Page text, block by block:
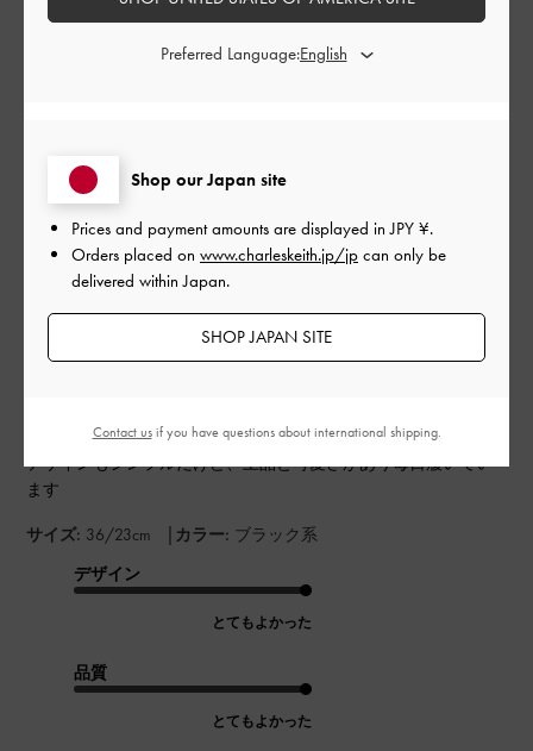
よかった
ご利用者様
めっちゃよい
ソールの面積が広く安定してるので、走っても安心です。
デザインもシンプルだけど、上品と可愛さがあり毎日履いてい
ます
サイズ: 36/23cm | カラー: ブラック系
デザイン
とてもよかった
品質
とてもよかった
Shop our Japan site
Prices and payment amounts are displayed inJPY ¥.
Orders placed on www.charleskeith.jp/jp can only be
delivered within Japan.
SHOP JAPAN SITE
Preferred Language:
Contact usif you have questions about international shipping.